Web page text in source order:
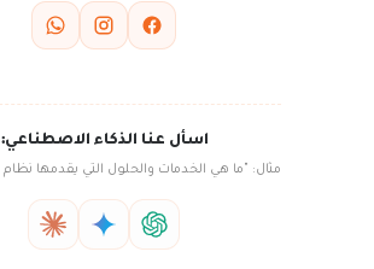
اسأل عنا الذكاء الاصطناعي:
مثال: "ما هي الخدمات والحلول التي يقدمها نظام Boom ERP؟"